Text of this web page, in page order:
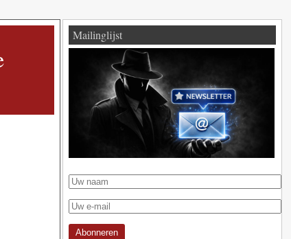
Mailinglijst
Abonneren